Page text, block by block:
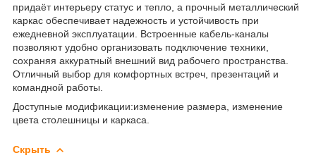
придаёт интерьеру статус и тепло, а прочный металлический
каркас обеспечивает надежность и устойчивость при
ежедневной эксплуатации. Встроенные кабель-каналы
позволяют удобно организовать подключение техники,
сохраняя аккуратный внешний вид рабочего пространства.
Отличный выбор для комфортных встреч, презентаций и
командной работы.
Доступные модификации:изменение размера, изменение
цвета столешницы и каркаса.
Скрыть